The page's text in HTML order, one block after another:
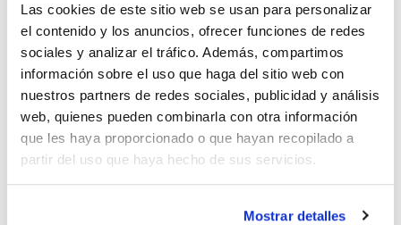
Las cookies de este sitio web se usan para personalizar
el contenido y los anuncios, ofrecer funciones de redes
sociales y analizar el tráfico. Además, compartimos
información sobre el uso que haga del sitio web con
nuestros partners de redes sociales, publicidad y análisis
web, quienes pueden combinarla con otra información
que les haya proporcionado o que hayan recopilado a
partir del uso que haya hecho de sus servicios.
Mostrar detalles
Regístrate para
descargas
Los productos marcados con esta imagen son
productos marca Scharlau habitualmente en stock,
listos para una entrega inmediata.